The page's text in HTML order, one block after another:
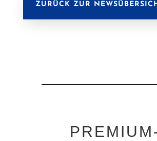
ZURÜCK ZUR